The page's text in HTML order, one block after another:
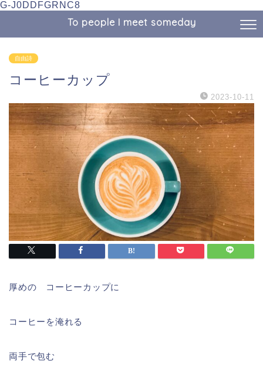
G-J0DDFGRNC8
To people I meet someday
自由詩
コーヒーカップ
2023-10-11
厚めの コーヒーカップに
コーヒーを淹れる
両手で包む